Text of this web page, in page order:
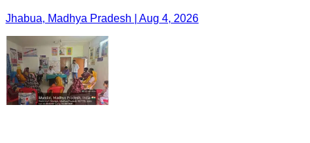
Jhabua, Madhya Pradesh | Aug 4, 2026